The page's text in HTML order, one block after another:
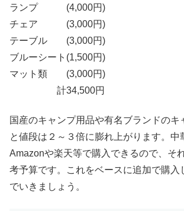
ランプ (4,000円)
チェア (3,000円)
テーブル (3,000円)
ブルーシート(1,500円)
マット類 (3,000円)
計34,500円
国産のキャンプ用品や有名ブランドのキ
と値段は２～３倍に膨れ上がります。中
Amazonや楽天等で購入できるので、そ
考予算です。これをベースに追加で購入
でいきましょう。